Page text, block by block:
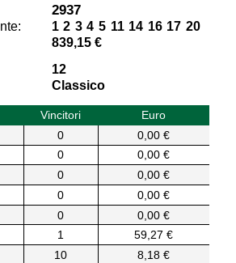
2937
1 2 3 4 5 11 14 16 17 20
839,15 €
12
Classico
Vincitori
Euro
0
0,00 €
0
0,00 €
0
0,00 €
0
0,00 €
0
0,00 €
1
59,27 €
10
8,18 €